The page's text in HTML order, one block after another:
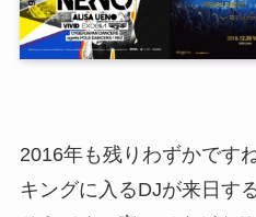
2016年も残りわずかです
キングに入るDJが来日す